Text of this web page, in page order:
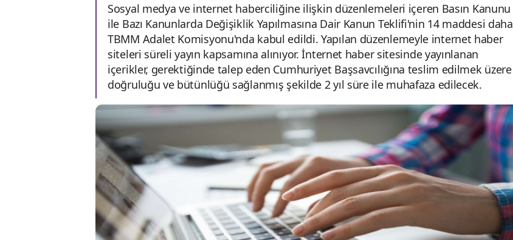
Sosyal medya ve internet haberciliğine ilişkin düzenlemeleri içeren Basın Kanunu
ile Bazı Kanunlarda Değişiklik Yapılmasına Dair Kanun Teklifi'nin 14 maddesi daha
TBMM Adalet Komisyonu'nda kabul edildi. Yapılan düzenlemeyle internet haber
siteleri süreli yayın kapsamına alınıyor. İnternet haber sitesinde yayınlanan
içerikler, gerektiğinde talep eden Cumhuriyet Başsavcılığına teslim edilmek üzere
doğruluğu ve bütünlüğü sağlanmış şekilde 2 yıl süre ile muhafaza edilecek.